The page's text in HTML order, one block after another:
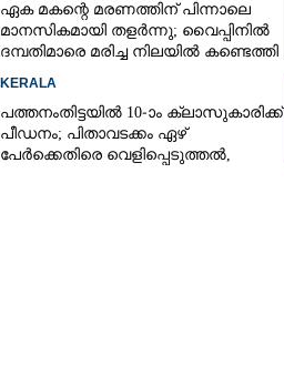
ഏക മകന്റെ മരണത്തിന് പിന്നാലെ
മാനസികമായി തളർന്നു; വൈപ്പിനിൽ
ദമ്പതിമാരെ മരിച്ച നിലയിൽ കണ്ടെത്തി
KERALA
പത്തനംതിട്ടയിൽ 10-ാം ക്ലാസുകാരിക്ക്
പീഡനം; പിതാവടക്കം ഏഴ്
പേർക്കെതിരെ വെളിപ്പെടുത്തൽ,